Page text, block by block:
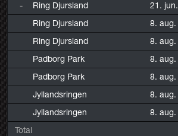
-
Ring Djursland 21. jun.
Ring Djursland
8. aug.
Ring Djursland
8. aug.
Padborg Park
8. aug.
Padborg Park
8. aug.
Jyllandsringen
8. aug.
Jyllandsringen
8. aug.
Total